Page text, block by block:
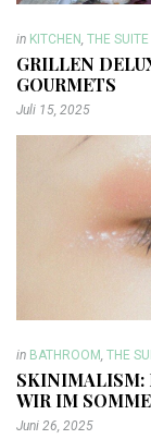
in KITCHEN THE SUITE
GRILLEN
GOURMETS
Juli 15, 2025
in BATHROOM THE
SKINIMALISM:
WIR IM
Juni 26, 2025